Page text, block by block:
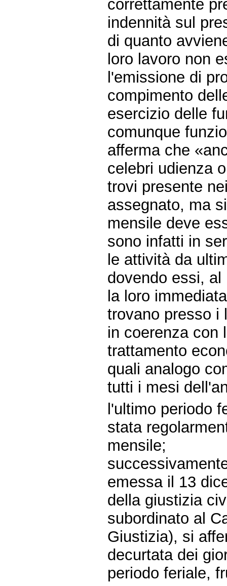
correttamente
indennità sul
di quanto
loro lavoro non
l'emissione di
compimento
esercizio delle
comunque
afferma che
celebri udienza
trovi presente
assegnato, ma
mensile deve
sono infatti in
le attività da
dovendo essi,
la loro
trovano presso i
in coerenza con
trattamento
quali analogo
tutti i mesi
l'ultimo periodo
stata
mensile;
emessa il 13
della giustizia
subordinato al
Giustizia), si
decurtata dei
periodo feriale,